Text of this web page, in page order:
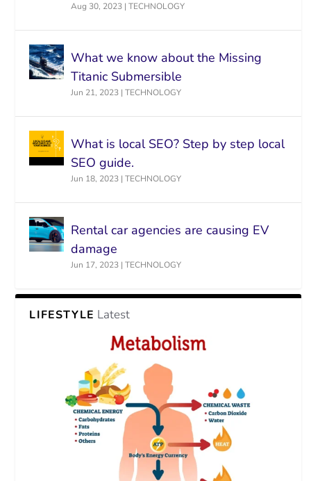
Aug 30, 2023 |TECHNOLOGY
What we know about the Missing
Titanic Submersible
Jun 21, 2023 |TECHNOLOGY
What is local SEO? Step by step local
SEO guide.
Jun 18, 2023 |TECHNOLOGY
Rental car agencies are causing EV
damage
Jun 17, 2023 |TECHNOLOGY
LIFESTYLE Latest